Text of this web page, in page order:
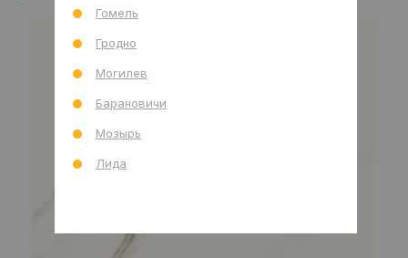
Гомель
Гродно
Могилев
Барановичи
Мозырь
Лида